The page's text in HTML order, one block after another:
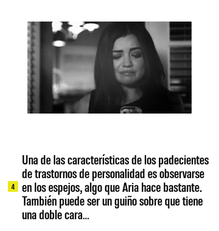
4
Una de las características de los padecientes
de trastornos de personalidad es observarse
en los espejos, algo que Aria hace bastante.
También puede ser un guiño sobre que tiene
una doble cara…